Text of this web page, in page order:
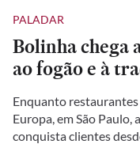
PALADAR
Bolinha chega
ao fogão e à
Enquanto restaurantes
Europa, em São Paulo,
conquista clientes